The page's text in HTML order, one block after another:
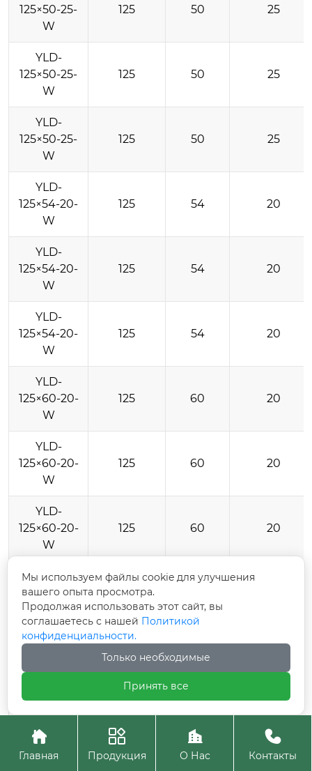
125×50-25-
W
125 50 25
YLD-
125×50-25-
W
125 50 25
YLD-
125×50-25-
W
125 50 25
YLD-
125×54-20-
W
125 54 20
YLD-
125×54-20-
W
125 54 20
YLD-
125×54-20-
W
125 54 20
YLD-
125×60-20-
W
125 60 20
YLD-
125×60-20-
W
125 60 20
YLD-
125×60-20-
W
125 60 20
YLD-
125×60-20-
W
125
YLD-
W
140 50
W

Главная

Продукция

О Нас

Контакты
Мы используем файлы cookie для улучшения
вашего опыта просмотра.
Продолжая использовать этот сайт, вы
соглашаетесь с нашей Политикой
конфиденциальности.
Только необходимые
Принять все